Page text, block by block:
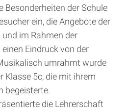
Besonderheiten der Schule
ein, die Angebote der
im Rahmen der
Eindruck von der
umrahmt wurde
Klasse 5c, die mit ihrem
begeisterte.
die Lehrerschaft